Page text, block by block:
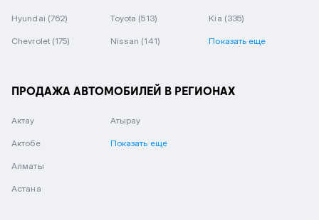
Hyundai (762) Toyota (513) Kia (335)
Chevrolet (175) Nissan (141) Показать еще
ПРОДАЖА АВТОМОБИЛЕЙ В РЕГИОНАХ
Актау
Актобе
Алматы
Астана
Атырау
Показать еще